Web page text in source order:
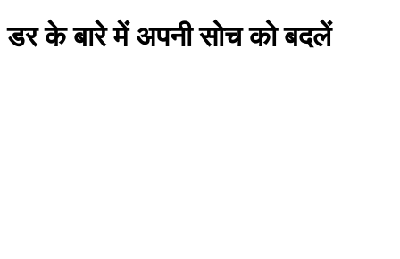
डर के बारे में अपनी सोच को बदलें